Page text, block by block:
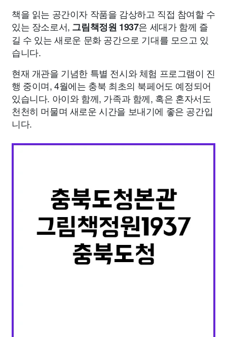
책을 읽는 공간이자 작품을 감상하고 직접 참여할 수
있는 장소로서, 그림책정원 1937은 세대가 함께 즐
길 수 있는 새로운 문화 공간으로 기대를 모으고 있
습니다.
현재 개관을 기념한 특별 전시와 체험 프로그램이 진
행 중이며, 4월에는 충북 최초의 북페어도 예정되어
있습니다. 아이와 함께, 가족과 함께, 혹은 혼자서도
천천히 머물며 새로운 시간을 보내기에 좋은 공간입
니다.